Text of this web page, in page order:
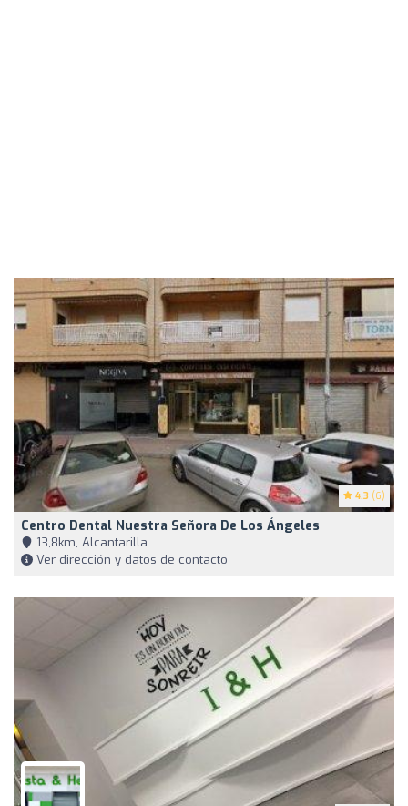
4.3 (6)
Centro Dental Nuestra Señora De Los Ángeles
13,8km, Alcantarilla
Ver dirección y datos de contacto